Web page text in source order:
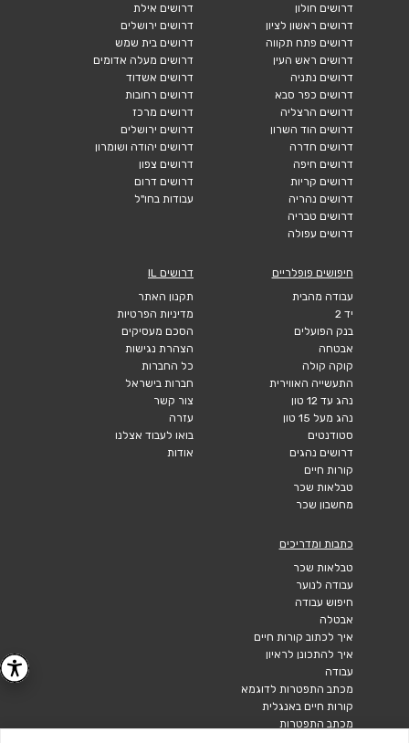
דרושים חולון
דרושים ראשון לציון
דרושים פתח תקווה
דרושים ראש העין
דרושים נתניה
דרושים כפר סבא
דרושים הרצליה
דרושים הוד השרון
דרושים חדרה
דרושים חיפה
דרושים קריות
דרושים נהריה
דרושים טבריה
דרושים עפולה
דרושים אילת
דרושים ירושלים
דרושים בית שמש
דרושים מעלה אדומים
דרושים אשדוד
דרושים רחובות
דרושים מרכז
דרושים ירושלים
דרושים יהודה ושומרון
דרושים צפון
דרושים דרום
עבודות בחו"ל
חיפושים פופלריים
עבודה מהבית
יד 2
בנק הפועלים
אבטחה
קוקה קולה
התעשייה האווירית
נהג עד 12 טון
נהג מעל 15 טון
סטודנטים
דרושים נהגים
קורות חיים
טבלאות שכר
מחשבון שכר
דרושים IL
תקנון האתר
מדיניות הפרטיות
הסכם מעסיקים
הצהרת נגישות
כל החברות
חברות בישראל
צור קשר
עזרה
בואו לעבוד אצלנו
אודות
כתבות ומדריכים
טבלאות שכר
עבודה לנוער
חיפוש עבודה
אבטלה
איך לכתוב קורות חיים
איך להתכונן לראיון
עבודה
מכתב התפטרות לדוגמא
קורות חיים באנגלית
מכתב התפטרות